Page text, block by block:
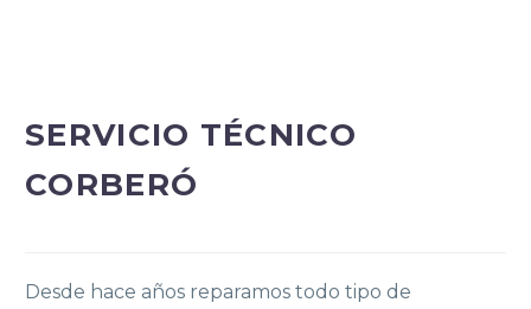
SERVICIO TÉCNICO
CORBERÓ
Desde hace años reparamos todo tipo de